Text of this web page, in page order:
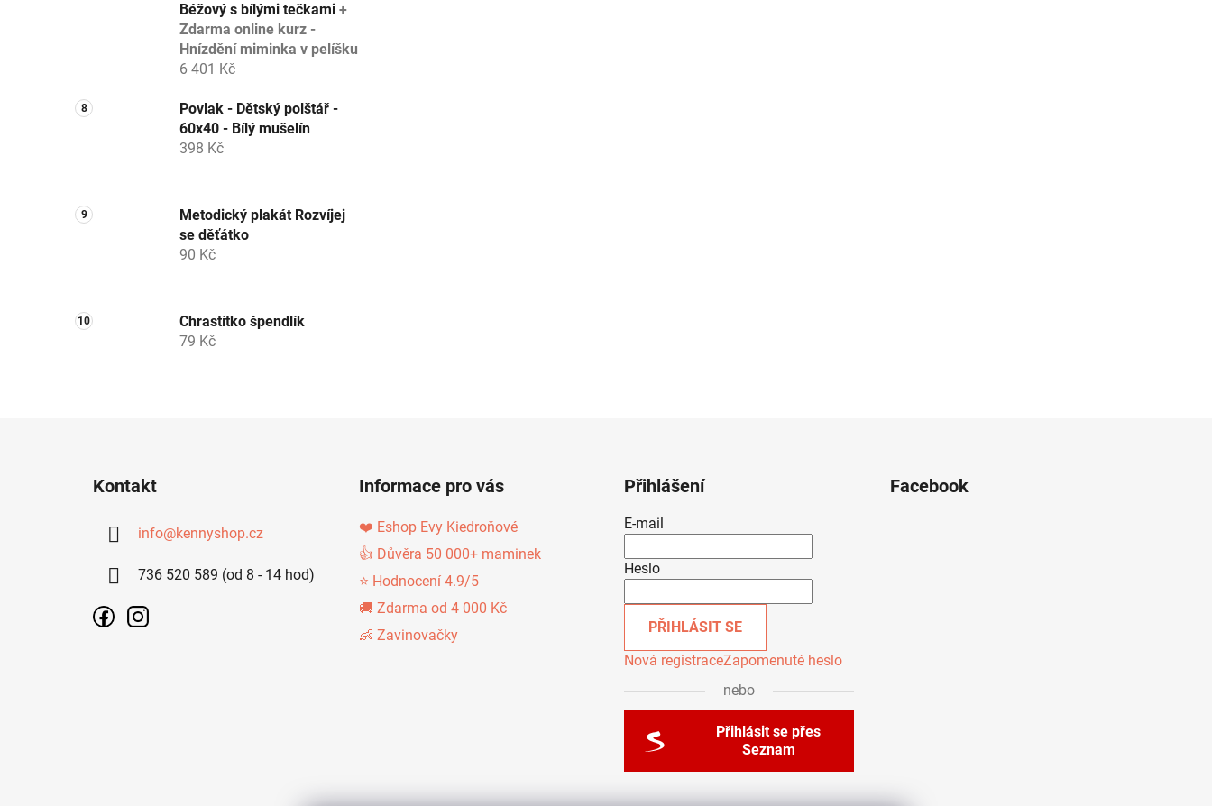
Béžový s bílými tečkami +
Zdarma online kurz -
Hnízdění miminka v pelíšku
6 401 Kč
Povlak - Dětský polštář -
60x40 - Bílý mušelín
398 Kč
Metodický plakát Rozvíjej
se děťátko
90 Kč
Chrastítko špendlík
79 Kč
Kontakt
info@kennyshop.cz
736 520 589 (od 8 - 14 hod)
Informace pro vás
❤️ Eshop Evy Kiedroňové
👍 Důvěra 50 000+ maminek
⭐ Hodnocení 4.9/5
🚚 Zdarma od 4 000 Kč
👶 Zavinovačky
Přihlášení
E-mail
Heslo
PŘIHLÁSIT SE
Nová registraceZapomenuté heslo
nebo
Přihlásit se přes
Seznam
Facebook